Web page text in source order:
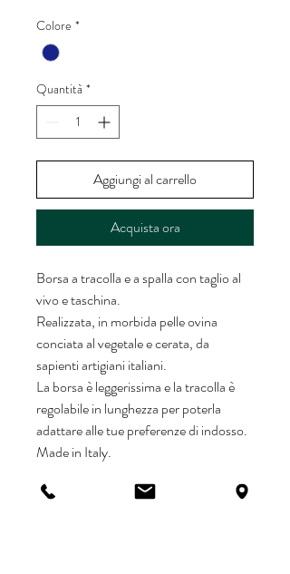
Colore *
Quantità *
Aggiungi al carrello
Acquista ora
Borsa a tracolla e a spalla con taglio al
vivo e taschina.
Realizzata, in morbida pelle ovina
conciata al vegetale e cerata, da
sapienti artigiani italiani.
La borsa è leggerissima e la tracolla è
regolabile in lunghezza per poterla
adattare alle tue preferenze di indosso.
Made in Italy.